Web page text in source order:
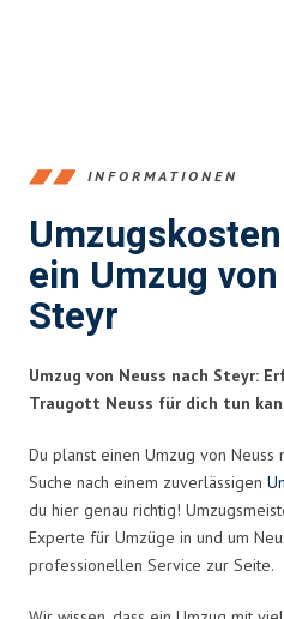
INFORMATIONEN
ein Umzug
Steyr
Umzug von Neuss nach Steyr:
Traugott Neuss für dich tun
Du planst einen Umzug von
Suche nach einem zuverlässigen
du hier genau richtig!
Experte für Umzüge in und um
professionellen Service zur Seite.